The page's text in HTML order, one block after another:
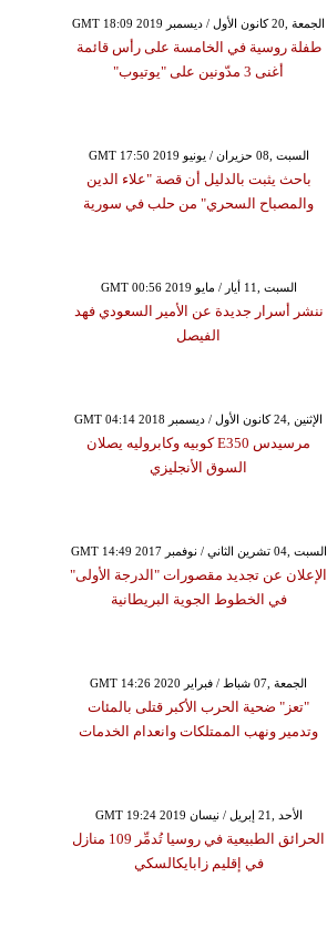
GMT 18:09 2019 الجمعة ,20 كانون الأول / ديسمبر
طفلة روسية في الخامسة على رأس قائمة
أغنى 3 مدّونين على "يوتيوب"
GMT 17:50 2019 السبت ,08 حزيران / يونيو
باحث يثبت بالدليل أن قصة "علاء الدين
والمصباح السحري" من حلب في سورية
GMT 00:56 2019 السبت ,11 أيار / مايو
ننشر أسرار جديدة عن الأمير السعودي فهد
الفيصل
GMT 04:14 2018 الإثنين ,24 كانون الأول / ديسمبر
مرسيدس E350 كوبيه وكابروليه يصلان
السوق الأنجليزي
GMT 14:49 2017 السبت ,04 تشرين الثاني / نوفمبر
الإعلان عن تجديد مقصورات "الدرجة الأولى"
في الخطوط الجوية البريطانية
GMT 14:26 2020 الجمعة ,07 شباط / فبراير
"تعز" ضحية الحرب الأكبر قتلى بالمئات
وتدمير ونهب الممتلكات وانعدام الخدمات
GMT 19:24 2019 الأحد ,21 إبريل / نيسان
الحرائق الطبيعية في روسيا تُدمِّر 109 منازل
في إقليم زابايكالسكي